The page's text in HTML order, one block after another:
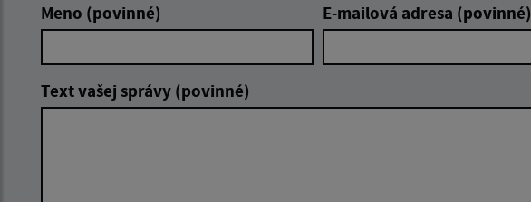
Meno (povinné) E-mailová adresa (povinné)
Text vašej správy (povinné)